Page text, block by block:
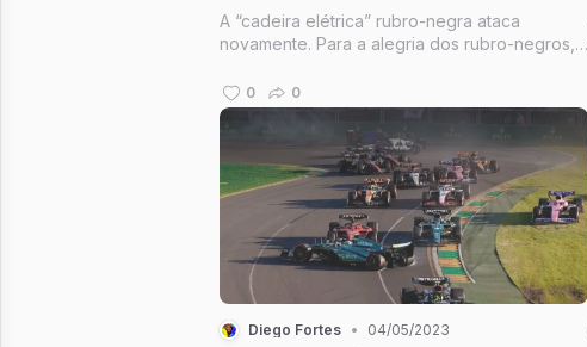
A “cadeira elétrica” rubro-negra ataca
novamente. Para a alegria dos rubro-negros,
recente derrota vergonhosa para o
Fluminense na final do Campeonato Carioca
foi a gota d'água para a diretoria, que ...
0 0
Diego Fortes • 04/05/2023